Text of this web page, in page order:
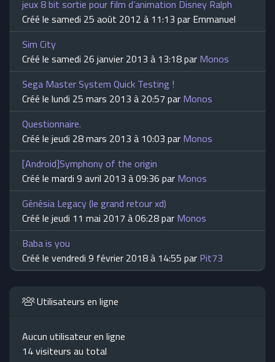
jeux 8 bit sortie pour film d’animation Disney Ralph
Créé le samedi 25 août 2012 à 11:13 par Emmanuel
Sim City
Créé le samedi 26 janvier 2013 à 13:18 parMonos
Sega Master System Quick Testing !
Créé le lundi 25 mars 2013 à 20:57 parMonos
Questionnaire.
Créé le jeudi 28 mars 2013 à 10:03 parMonos
[Android]Symphony of the origin
Créé le mardi 9 avril 2013 à 09:36 parMonos
Génésia Legacy (le grand retour xd)
Créé le jeudi 11 mai 2017 à 06:28 parMonos
Baba is you
Créé le vendredi 9 février 2018 à 14:55 parPit73
Utilisateurs en ligne
Aucun utilisateur en ligne
14 visiteurs au total